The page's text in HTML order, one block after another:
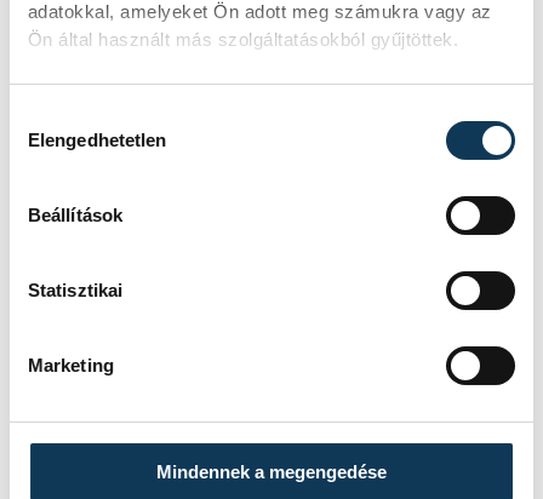
adatokkal, amelyeket Ön adott meg számukra vagy az
Ön által használt más szolgáltatásokból gyűjtöttek.
Elengedhetetlen
Beállítások
Statisztikai
Marketing
Mindennek a megengedése
közélet
Porga Gyula
Hegedűs Barbara
Halmay Gábor
Agóra
Dózsaváros
nyárköszöntő